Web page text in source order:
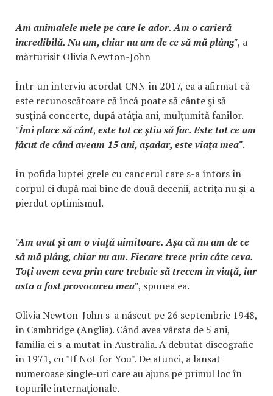
Am animalele mele pe care le ador. Am o carieră
incredibilă. Nu am, chiar nu am de ce să mă plâng", a
mărturisit Olivia Newton-John
Într-un interviu acordat CNN în 2017, ea a afirmat că
este recunoscătoare că încă poate să cânte şi să
susţină concerte, după atâţia ani, mulţumită fanilor.
"Îmi place să cânt, este tot ce ştiu să fac. Este tot ce am
făcut de când aveam 15 ani, aşadar, este viaţa mea".
În pofida luptei grele cu cancerul care s-a întors în
corpul ei după mai bine de două decenii, actriţa nu şi-a
pierdut optimismul.
"Am avut şi am o viaţă uimitoare. Aşa că nu am de ce
să mă plâng, chiar nu am. Fiecare trece prin câte ceva.
Toţi avem ceva prin care trebuie să trecem în viaţă, iar
asta a fost provocarea mea", spunea ea.
Olivia Newton-John s-a născut pe 26 septembrie 1948,
în Cambridge (Anglia). Când avea vârsta de 5 ani,
familia ei s-a mutat în Australia. A debutat discografic
în 1971, cu "If Not for You". De atunci, a lansat
numeroase single-uri care au ajuns pe primul loc în
topurile internaţionale.